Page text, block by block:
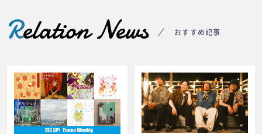
Relation News おすすめ記事